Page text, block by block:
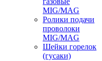
MIG/MAG
Ролики подачи
проволоки
MIG/MAG
Шейки горелок
(гусаки)